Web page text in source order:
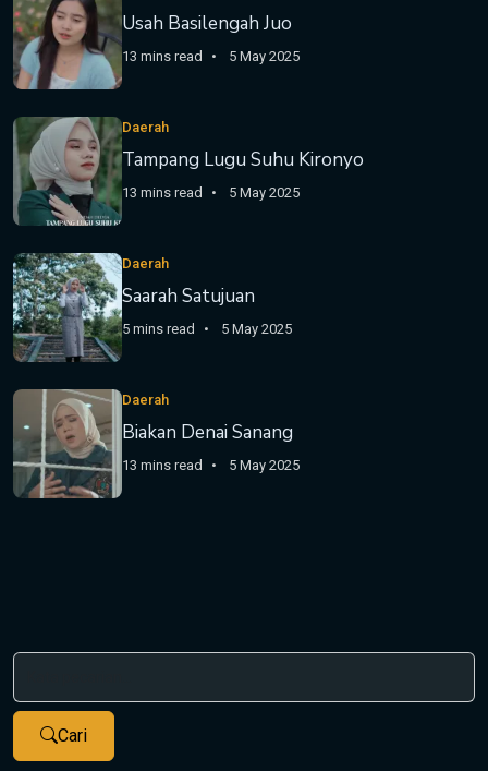
Usah Basilengah Juo
13 mins read 5 May 2025
Daerah
Tampang Lugu Suhu Kironyo
13 mins read 5 May 2025
Daerah
Saarah Satujuan
5 mins read 5 May 2025
Daerah
Biakan Denai Sanang
13 mins read 5 May 2025
Cari